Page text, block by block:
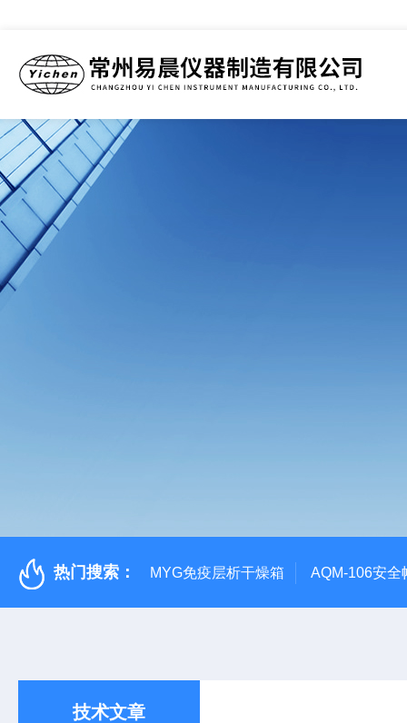
热门搜索： MYG免疫层析干燥箱 AQM-106安全
技术文章